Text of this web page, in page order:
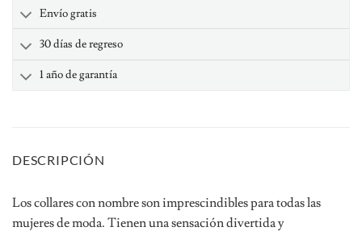
Envío gratis
30 días de regreso
1 año de garantía
DESCRIPCIÓN
Los collares con nombre son imprescindibles para todas las
mujeres de moda. Tienen una sensación divertida y